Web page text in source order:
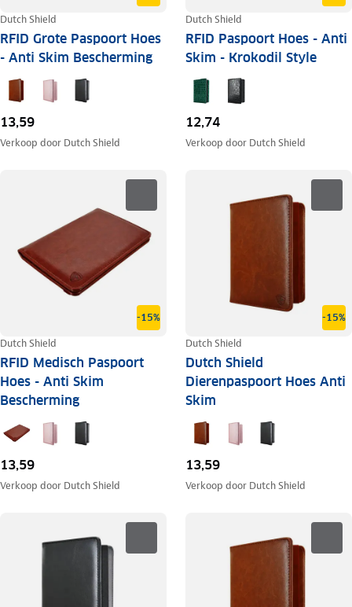
Dutch Shield
RFID Grote Paspoort Hoes
- Anti Skim Bescherming
13,59
Verkoop door Dutch Shield
Dutch Shield
RFID Paspoort Hoes - Anti
Skim - Krokodil Style
12,74
Verkoop door Dutch Shield
-15%
Dutch Shield
RFID Medisch Paspoort
Hoes - Anti Skim
Bescherming
13,59
Verkoop door Dutch Shield
-15%
Dutch Shield
Dutch Shield
Dierenpaspoort Hoes Anti
Skim
13,59
Verkoop door Dutch Shield